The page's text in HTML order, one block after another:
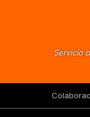
Servicio